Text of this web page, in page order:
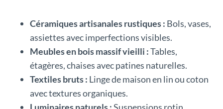
Céramiques artisanales rustiques : Bols, vases,
assiettes avec imperfections visibles.
Meubles en bois massif vieilli :Tables,
étagères, chaises avec patines naturelles.
Textiles bruts : Linge de maison en lin ou coton
avec textures organiques.